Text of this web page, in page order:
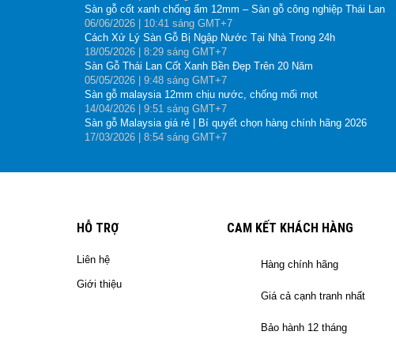
Sàn gỗ cốt xanh chống ẩm 12mm – Sàn gỗ công nghiệp Thái Lan
06/06/2026 | 10:41 sáng GMT+7
Cách Xử Lý Sàn Gỗ Bị Ngập Nước Tại Nhà Trong 24h
18/05/2026 | 8:29 sáng GMT+7
Sàn Gỗ Thái Lan Cốt Xanh Bền Đẹp Trên 20 Năm
05/05/2026 | 9:48 sáng GMT+7
Sàn gỗ malaysia 12mm chịu nước, chống mối mọt
14/04/2026 | 9:51 sáng GMT+7
Sàn gỗ Malaysia giá rẻ | Bí quyết chọn hàng chính hãng 2026
17/03/2026 | 8:54 sáng GMT+7
HỖ TRỢ
Liên hệ
Giới thiệu
CAM KẾT KHÁCH HÀNG
Hàng chính hãng
Giá cả cạnh tranh nhất
Bảo hành 12 tháng